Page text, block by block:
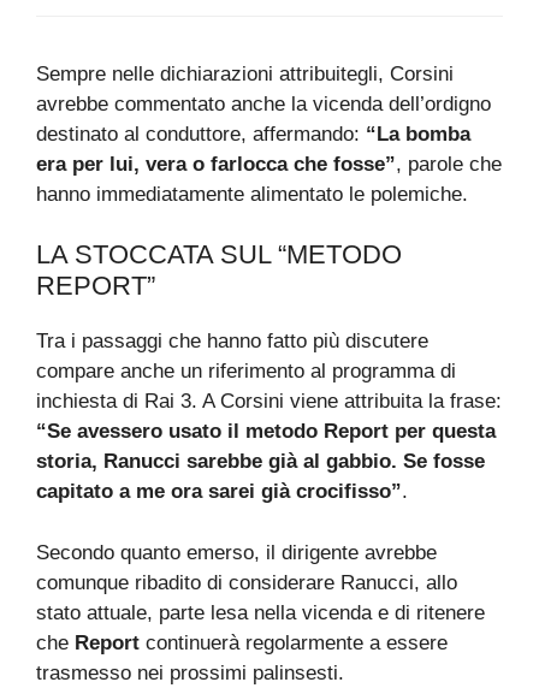
Sempre nelle dichiarazioni attribuitegli, Corsini
avrebbe commentato anche la vicenda dell’ordigno
destinato al conduttore, affermando: “La bomba
era per lui, vera o farlocca che fosse”, parole che
hanno immediatamente alimentato le polemiche.
LA STOCCATA SUL “METODO
REPORT”
Tra i passaggi che hanno fatto più discutere
compare anche un riferimento al programma di
inchiesta di Rai 3. A Corsini viene attribuita la frase:
“Se avessero usato il metodo Report per questa
storia, Ranucci sarebbe già al gabbio. Se fosse
capitato a me ora sarei già crocifisso”.
Secondo quanto emerso, il dirigente avrebbe
comunque ribadito di considerare Ranucci, allo
stato attuale, parte lesa nella vicenda e di ritenere
che Report continuerà regolarmente a essere
trasmesso nei prossimi palinsesti.